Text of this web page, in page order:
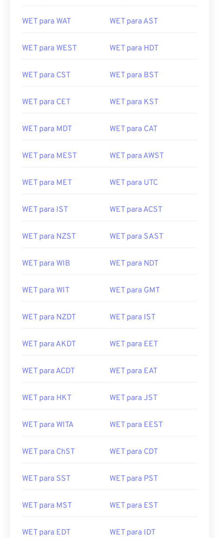
WET para WAT WET para AST
WET para WEST WET para HDT
WET para CST WET para BST
WET para CET WET para KST
WET para MDT WET para CAT
WET para MEST WET para AWST
WET para MET WET para UTC
WET para IST WET para ACST
WET para NZST WET para SAST
WET para WIB WET para NDT
WET para WIT WET para GMT
WET para NZDT WET para IST
WET para AKDT WET para EET
WET para ACDT WET para EAT
WET para HKT WET para JST
WET para WITA WET para EEST
WET para ChST WET para CDT
WET para SST WET para PST
WET para MST WET para EST
WET para EDT WET para IDT